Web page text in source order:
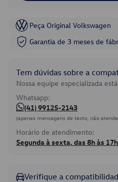
Peça Original Volkswagen
Garantia de 3 meses de
Tem dúvidas sobre a
Nossa equipe especializada
Whatsapp:
(41) 99125-2143
(apenas mensagens de texto, não
Horário de atendimento:
Segunda à sexta, das 8h às
Verifique a